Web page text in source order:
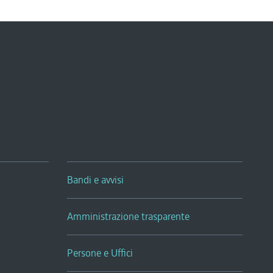
Bandi e avvisi
Amministrazione trasparente
Persone e Uffici